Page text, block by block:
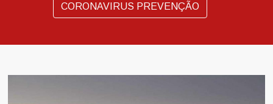
CORONAVIRUS PREVENÇÃO